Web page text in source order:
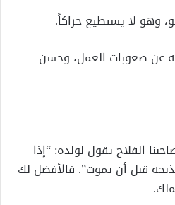
وهو لا يستطيع حراكاً.
عن صعوبات العمل، وحسن
الفلاح يقول لولده: “إذا
قبل أن يموت”. فالأفضل لك